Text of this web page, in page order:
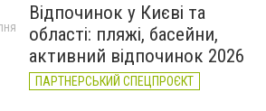
Відпочинок у Києві та
області: пляжі, басейни,
активний відпочинок 2026
ПАРТНЕРСЬКИЙ СПЕЦПРОЄКТ